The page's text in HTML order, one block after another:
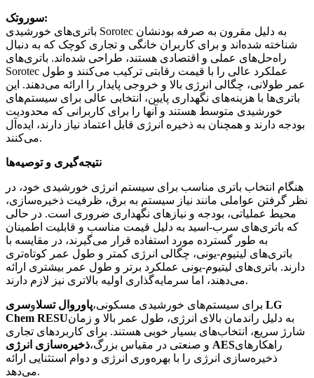
سوروتک:
باتری‌های خورشیدی Sorotec به دلیل مقرون به صرفه بودنشان
شناخته شده‌اند و برای کاربران خانگی و تجاری کوچک که به دنبال
راه‌حل‌های عملی و اقتصادی هستند، طراحی شده‌اند. باتری‌های
Sorotec عملکرد عالی را با قیمت رقابتی ترکیب می‌کنند و طول
عمر طولانی، چگالی انرژی بالا و خروجی پایدار را ارائه می‌دهند. این
باتری‌ها با هزینه‌های نگهداری پایین، انتخابی عالی برای سیستم‌های
خورشیدی متوسط ​​هستند و آنها را برای کاربرانی که محدودیت
بودجه دارند و همچنان به ذخیره انرژی قابل اعتماد نیاز دارند، ایده‌آل
می‌کنند.
نتیجه‌گیری و توصیه‌ها
هنگام انتخاب باتری مناسب برای سیستم انرژی خورشیدی خود، در
نظر گرفتن عواملی مانند نیاز سیستم به برق، ظرفیت ذخیره‌سازی،
محیط عملیاتی، بودجه و نیازهای نگهداری ضروری است. در حالی
که باتری‌های سرب-اسید به دلیل قیمت مناسب و قابلیت اطمینان
به طور گسترده مورد استفاده قرار می‌گیرند، در مقایسه با
باتری‌های لیتیوم-یونی، چگالی انرژی کمتر و طول عمر کوتاه‌تری
دارند. باتری‌های لیتیوم-یونی عملکرد برتر و طول عمر بیشتری ارائه
می‌دهند، اما سرمایه‌گذاری اولیه بالاتری نیز لازم دارند.
برای سیستم‌های خورشیدی مسکونی،پاوروال تسلاوسری LG
Chem RESUبه دلیل راندمان بالای انرژی، طول عمر بالا و زمان
شارژ سریع، انتخاب‌های بسیار خوبی هستند. برای کاربردهای تجاری
و صنعتی در مقیاس بزرگ، ذخیره‌سازی انرژی AESراهکارهای
ذخیره‌سازی انرژی را با بهره‌وری انرژی و دوام استثنایی ارائه
می‌دهد.